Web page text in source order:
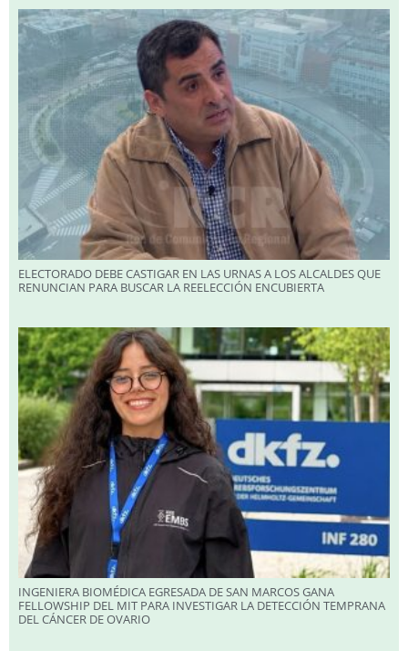
ELECTORADO DEBE CASTIGAR EN LAS URNAS A LOS ALCALDES QUE
RENUNCIAN PARA BUSCAR LA REELECCIÓN ENCUBIERTA
INGENIERA BIOMÉDICA EGRESADA DE SAN MARCOS GANA
FELLOWSHIP DEL MIT PARA INVESTIGAR LA DETECCIÓN TEMPRANA
DEL CÁNCER DE OVARIO